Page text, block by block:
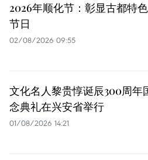
2026年顺化节：彰显古都特
节日
02/08/2026 09:55
文化名人黎贵惇诞辰300周年
念典礼在兴安省举行
01/08/2026 14:21